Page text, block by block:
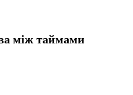
між таймами